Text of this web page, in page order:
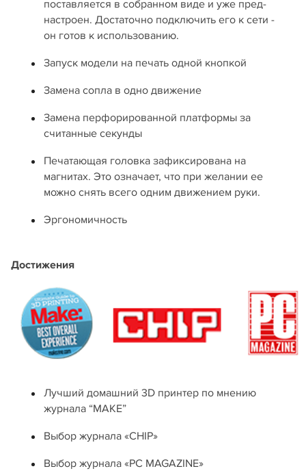
поставляется в собранном виде и уже пред-
настроен. Достаточно подключить его к сети -
он готов к использованию.
Запуск модели на печать одной кнопкой
Замена сопла в одно движение
Замена перфорированной платформы за
считанные секунды
Печатающая головка зафиксирована на
магнитах. Это означает, что при желании ее
можно снять всего одним движением руки.
Эргономичность
Достижения
Лучший домашний 3D принтер по мнению
журнала “MAKE”
Выбор журнала «CHIP»
Выбор журнала «PC MAGAZINE»